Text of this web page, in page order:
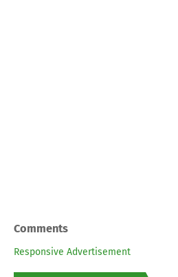
Comments
Responsive Advertisement